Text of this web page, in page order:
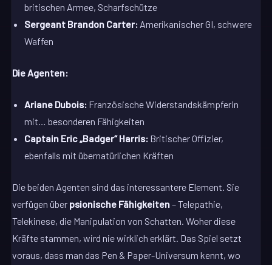
britischen Armee, Scharfschütze
Sergeant Brandon Carter: Amerikanischer GI, schwere
Waffen
Die Agenten:
Ariane Dubois: Französische Widerstandskämpferin
mit… besonderen Fähigkeiten
Captain Eric „Badger“ Harris: Britischer Offizier,
ebenfalls mit übernatürlichen Kräften
Die beiden Agenten sind das interessantere Element. Sie
verfügen über psionische Fähigkeiten– Telepathie,
Telekinese, die Manipulation von Schatten. Woher diese
Kräfte stammen, wird nie wirklich erklärt. Das Spiel setzt
voraus, dass man das Pen & Paper-Universum kennt, wo